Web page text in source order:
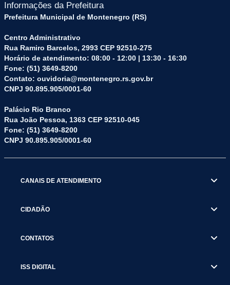
Informações da Prefeitura
Prefeitura Municipal de Montenegro (RS)
Centro Administrativo
Rua Ramiro Barcelos, 2993 CEP 92510-275
Horário de atendimento: 08:00 - 12:00 | 13:30 - 16:30
Fone: (51) 3649-8200
Contato: ouvidoria@montenegro.rs.gov.br
CNPJ 90.895.905/0001-60
Palácio Rio Branco
Rua João Pessoa, 1363 CEP 92510-045
Fone: (51) 3649-8200
CNPJ 90.895.905/0001-60
CANAIS DE ATENDIMENTO
CIDADÃO
CONTATOS
ISS DIGITAL